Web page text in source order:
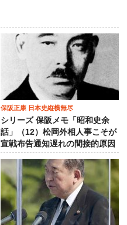
保阪正康 日本史縦横無尽
シリーズ 保阪メモ「昭和史余
話」（12）松岡外相人事こそが
宣戦布告通知遅れの間接的原因